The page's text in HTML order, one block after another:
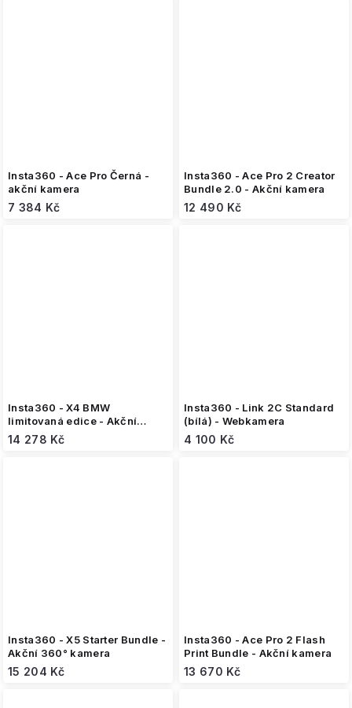
Insta360 - Ace Pro Černá -
akční kamera
7 384 Kč
Insta360 - Ace Pro 2 Creator
Bundle 2.0 - Akční kamera
12 490 Kč
Insta360 - X4 BMW
limitovaná edice - Akční
kamera
14 278 Kč
Insta360 - Link 2C Standard
(bílá) - Webkamera
4 100 Kč
Insta360 - X5 Starter Bundle -
Akční 360° kamera
15 204 Kč
Insta360 - Ace Pro 2 Flash
Print Bundle - Akční kamera
13 670 Kč